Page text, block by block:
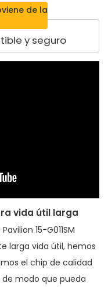
de la
y seguro
vida útil larga
15-G011SM
larga vida útil, hemos
el chip de calidad
de modo que pueda